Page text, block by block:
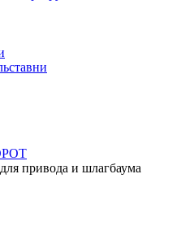
привода и шлагбаума